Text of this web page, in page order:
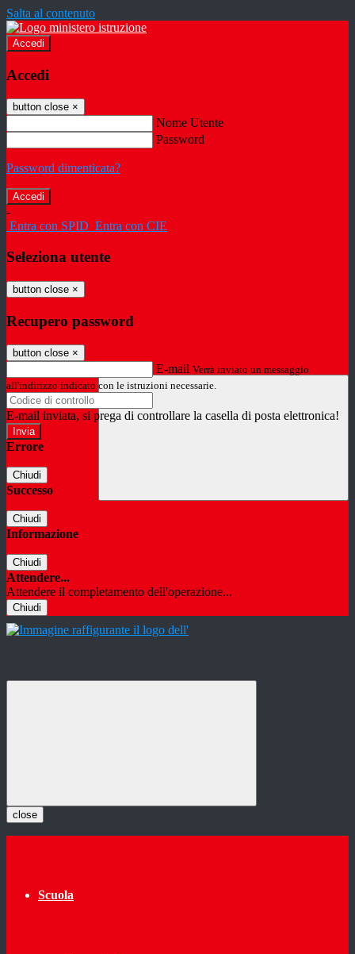
Salta al contenuto
Accedi
Accedi
button close ×
Nome Utente
Password
Password dimenticata?
-
Entra con SPID Entra con CIE
Seleziona utente
button close ×
Recupero password
button close ×
E-mail Verrà inviato un messaggio
all'indirizzo indicato con le istruzioni necessarie.
E-mail inviata, si prega di controllare la casella di posta elettronica!
Errore
Chiudi
Successo
Chiudi
Informazione
Chiudi
Attendere...
Attendere il completamento dell'operazione...
Chiudi
close
Scuola